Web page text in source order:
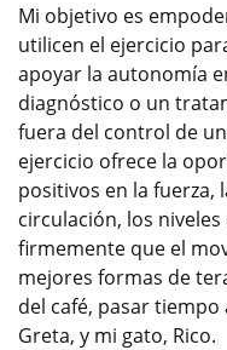
Mi objetivo es
utilicen el ejercicio
apoyar la autonomía
diagnóstico o un
fuera del control de
ejercicio ofrece la
positivos en la fuerza,
circulación, los
firmemente que el
mejores formas de
del café, pasar
Greta, y mi gato, Rico.